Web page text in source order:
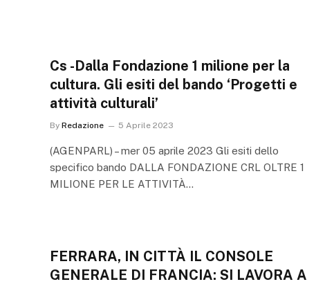
Cs -Dalla Fondazione 1 milione per la
cultura. Gli esiti del bando ‘Progetti e
attività culturali’
By Redazione 5 Aprile 2023
(AGENPARL) – mer 05 aprile 2023 Gli esiti dello
specifico bando DALLA FONDAZIONE CRL OLTRE 1
MILIONE PER LE ATTIVITÀ…
FERRARA, IN CITTÀ IL CONSOLE
GENERALE DI FRANCIA: SI LAVORA A